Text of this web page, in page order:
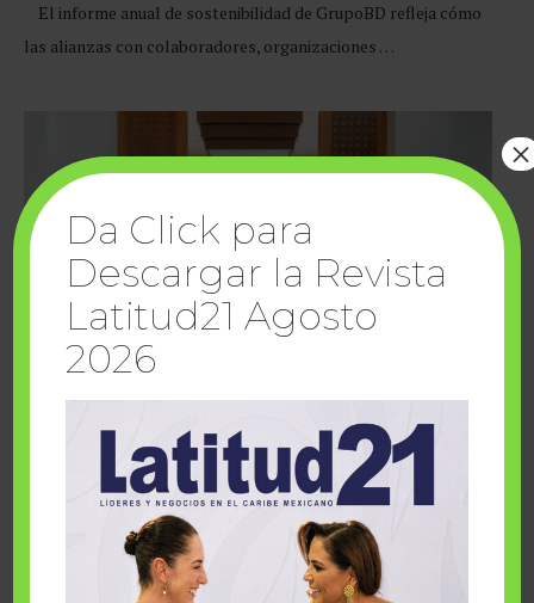
El informe anual de sostenibilidad de GrupoBD refleja cómo
las alianzas con colaboradores, organizaciones …
Cuando la solidaridad inspira; cumplen
sueños Fairmont Mayakoba y Make-A-Wish
Da Click para
Descargar la Revista
Latitud21 Agosto
2026
×